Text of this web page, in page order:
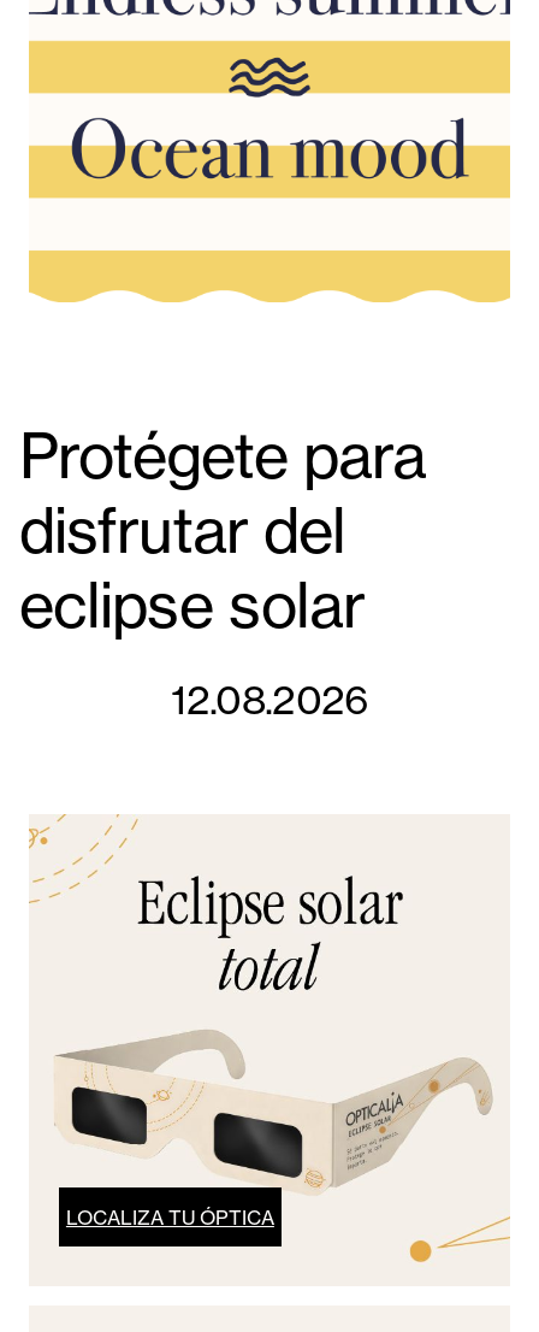
Protégete para
disfrutar del
eclipse solar
12.08.2026
LOCALIZA TU ÓPTICA